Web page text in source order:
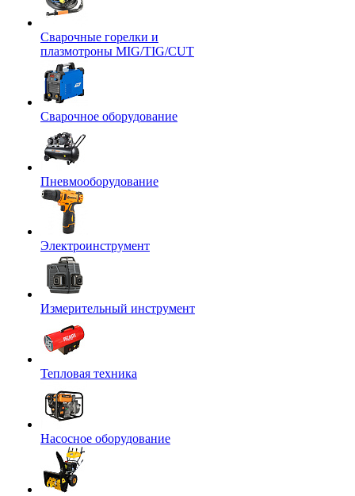
Сварочные горелки и
плазмотроны MIG/TIG/CUT
Сварочное оборудование
Пневмооборудование
Электроинструмент
Измерительный инструмент
Тепловая техника
Насосное оборудование